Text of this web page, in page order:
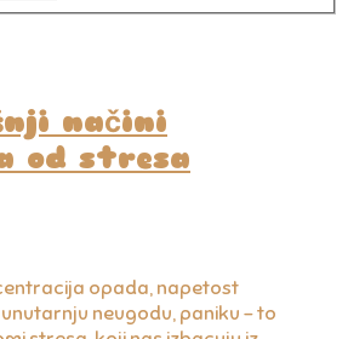
načini
od stresa
opada, napetost
neugodu, paniku – to